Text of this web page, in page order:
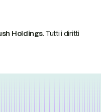
Holdings.Tutti i diritti